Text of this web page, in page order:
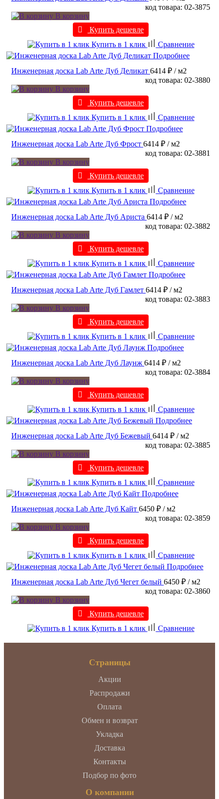
код товара: 02-3875
В корзину
Купить дешевле
Купить в 1 клик
Сравнение
Подробнее
Инженерная доска Lab Arte Дуб Деликат 6414 ₽ / м2
код товара: 02-3880
В корзину
Купить дешевле
Купить в 1 клик
Сравнение
Подробнее
Инженерная доска Lab Arte Дуб Фрост 6414 ₽ / м2
код товара: 02-3881
В корзину
Купить дешевле
Купить в 1 клик
Сравнение
Подробнее
Инженерная доска Lab Arte Дуб Ариста 6414 ₽ / м2
код товара: 02-3882
В корзину
Купить дешевле
Купить в 1 клик
Сравнение
Подробнее
Инженерная доска Lab Arte Дуб Гамлет 6414 ₽ / м2
код товара: 02-3883
В корзину
Купить дешевле
Купить в 1 клик
Сравнение
Подробнее
Инженерная доска Lab Arte Дуб Лаунж 6414 ₽ / м2
код товара: 02-3884
В корзину
Купить дешевле
Купить в 1 клик
Сравнение
Подробнее
Инженерная доска Lab Arte Дуб Бежевый 6414 ₽ / м2
код товара: 02-3885
В корзину
Купить дешевле
Купить в 1 клик
Сравнение
Подробнее
Инженерная доска Lab Arte Дуб Кайт 6450 ₽ / м2
код товара: 02-3859
В корзину
Купить дешевле
Купить в 1 клик
Сравнение
Подробнее
Инженерная доска Lab Arte Дуб Чегет белый 6450 ₽ / м2
код товара: 02-3860
В корзину
Купить дешевле
Купить в 1 клик
Сравнение
Страницы
Акции
Распродажи
Оплата
Обмен и возврат
Укладка
Доставка
Контакты
Подбор по фото
О компании